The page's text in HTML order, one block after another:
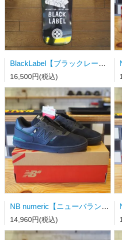
BlackLabel【ブラックレーベル】スケートボードデッキ UNDEAD SMOKING CLUB 10 X 31.5 WB14.5-15
16,500円(税込)
NB numeric【ニューバランス】スケートシューズ UN306CSP 23.0cm
14,960円(税込)